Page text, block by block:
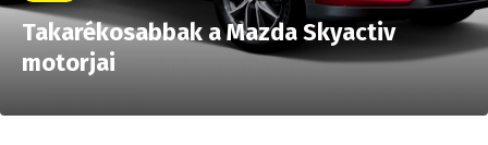
Takarékosabbak a Mazda Skyactiv
motorjai